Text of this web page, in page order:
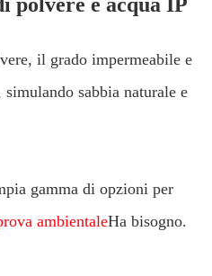
il grado impermeabile e
sabbia naturale e
gamma di opzioni per
ambientaleHa bisogno.